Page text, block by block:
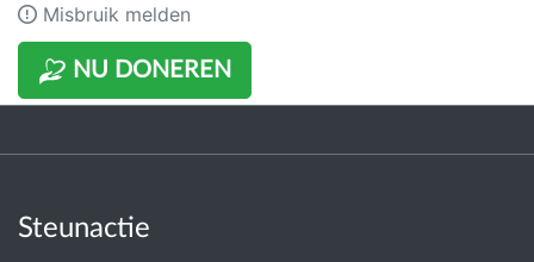
NU DONEREN
Misbruik melden
Steunactie